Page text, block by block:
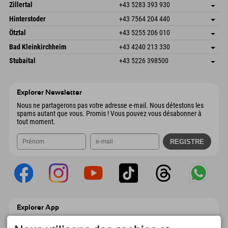
Autriche
Réservation
Speckbacherstraße 87
Autriche
Enregistrer l'adresse
Réservation
Zillertal +43 5283 393 930
Schmiedau 2
6272 Kaltenbach im Zillertal
Autriche
Enregistrer l'adresse
Informations d'arrivée
Réservation
Hinterstoder +43 7564 204 440
Freizeitpark 10
Autriche
Enregistrer l'adresse
Réservation
Ötztal +43 5255 206 010
Gscheat 14
6441 Umhausen
Autriche
Enregistrer l'adresse
Informations d'arrivée
Réservation
Bad Kleinkirchheim +43 4240 213 330
Dorfstraße 24
Enregistrer l'adresse
Stubaital +43 5226 398500
Explorer Newsletter
Nous ne partagerons pas votre adresse e-mail. Nous détestons les
spams autant que vous. Promis ! Vous pouvez vous désabonner à
tout moment.
Explorer App